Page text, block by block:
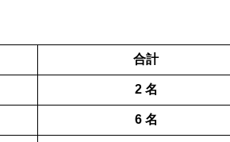
合計
2名
6名